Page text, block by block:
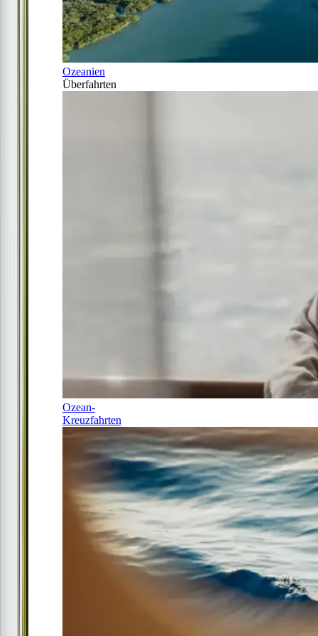
Ozeanien
Überfahrten
Ozean-
Kreuzfahrten